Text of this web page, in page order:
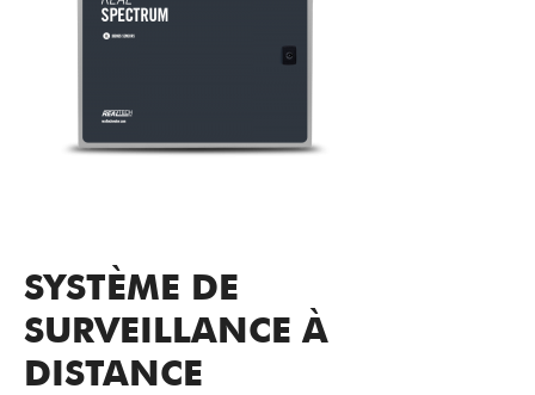
SYSTÈME DE
SURVEILLANCE À
DISTANCE